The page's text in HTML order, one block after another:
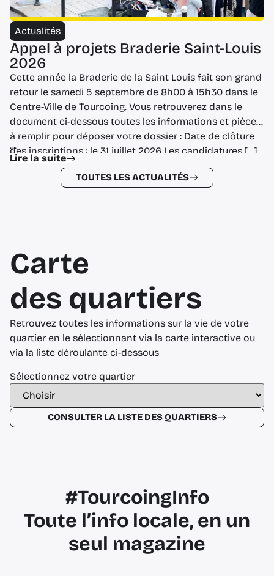
Actualités
Appel à projets Braderie Saint-Louis
2026
Cette année la Braderie de la Saint Louis fait son grand
retour le samedi 5 septembre de 8h00 à 15h30 dans le
Centre-Ville de Tourcoing. Vous retrouverez dans le
document ci-dessous toutes les informations et pièces
à remplir pour déposer votre dossier : Date de clôture
des inscriptions : le 31 juillet 2026 Les candidatures […]
...
Lire la suite
TOUTES LES ACTUALITÉS
Carte
des quartiers
Retrouvez toutes les informations sur la vie de votre
quartier en le sélectionnant via la carte interactive ou
via la liste déroulante ci-dessous
Sélectionnez votre quartier
CONSULTER LA LISTE DES QUARTIERS
#TourcoingInfo
Toute l’info locale, en un
seul magazine